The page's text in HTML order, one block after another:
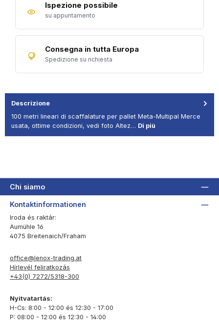
Ispezione possibile
su appuntamento
Consegna in tutta Europa
Spedizione su richiesta
Descrizione
100 metri lineari di scaffalature per pallet Meta-Multipal Merce
usata, ottime condizioni, vedi foto Altez… Di più
Chi siamo
Kontaktinformationen
Iroda és raktár:
Aumühle 16
4075 Breitenaich/Fraham
office@lenox-trading.at
Hírlevél feliratkozás
+43(0) 7272/5318-300
Nyitvatartás:
H-Cs: 8:00 - 12:00 és 12:30 - 17:00
P: 08:00 - 12:00 és 12:30 - 14:00